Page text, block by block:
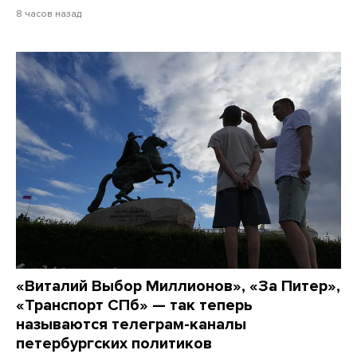
8 часов назад
«Виталий Выбор Миллионов», «За Питер»,
«Транспорт СПб» — так теперь
называются телеграм-каналы
петербургских политиков